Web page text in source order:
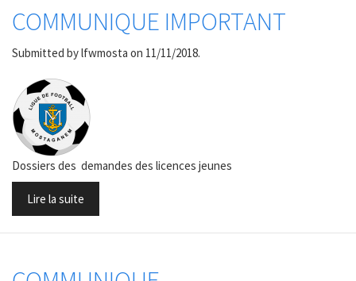
COMMUNIQUE IMPORTANT
Submitted bylfwmosta on 11/11/2018.
Dossiers des demandes des licences jeunes
Lire la suite